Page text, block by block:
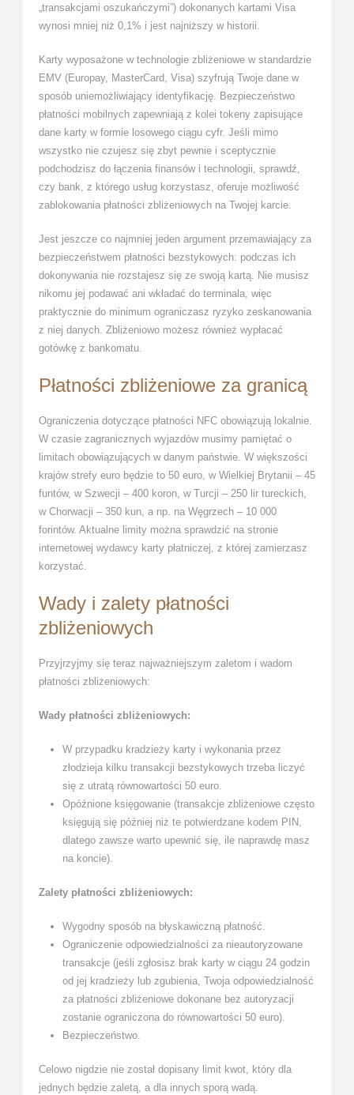
„transakcjami oszukańczymi”) dokonanych kartami Visa
wynosi mniej niż 0,1% i jest najniższy w historii.
Karty wyposażone w technologie zbliżeniowe w standardzie
EMV (Europay, MasterCard, Visa) szyfrują Twoje dane w
sposób uniemożliwiający identyfikację. Bezpieczeństwo
płatności mobilnych zapewniają z kolei tokeny zapisujące
dane karty w formie losowego ciągu cyfr. Jeśli mimo
wszystko nie czujesz się zbyt pewnie i sceptycznie
podchodzisz do łączenia finansów i technologii, sprawdź,
czy bank, z którego usług korzystasz, oferuje możliwość
zablokowania płatności zbliżeniowych na Twojej karcie.
Jest jeszcze co najmniej jeden argument przemawiający za
bezpieczeństwem płatności bezstykowych: podczas ich
dokonywania nie rozstajesz się ze swoją kartą. Nie musisz
nikomu jej podawać ani wkładać do terminala, więc
praktycznie do minimum ograniczasz ryzyko zeskanowania
z niej danych. Zbliżeniowo możesz również wypłacać
gotówkę z bankomatu.
Płatności zbliżeniowe za granicą
Ograniczenia dotyczące płatności NFC obowiązują lokalnie.
W czasie zagranicznych wyjazdów musimy pamiętać o
limitach obowiązujących w danym państwie. W większości
krajów strefy euro będzie to 50 euro, w Wielkiej Brytanii – 45
funtów, w Szwecji – 400 koron, w Turcji – 250 lir tureckich,
w Chorwacji – 350 kun, a np. na Węgrzech – 10 000
forintów. Aktualne limity można sprawdzić na stronie
internetowej wydawcy karty płatniczej, z której zamierzasz
korzystać.
Wady i zalety płatności
zbliżeniowych
Przyjrzyjmy się teraz najważniejszym zaletom i wadom
płatności zbliżeniowych:
Wady płatności zbliżeniowych:
W przypadku kradzieży karty i wykonania przez
złodzieja kilku transakcji bezstykowych trzeba liczyć
się z utratą równowartości 50 euro.
Opóźnione księgowanie (transakcje zbliżeniowe często
księgują się później niż te potwierdzane kodem PIN,
dlatego zawsze warto upewnić się, ile naprawdę masz
na koncie).
Zalety płatności zbliżeniowych:
Wygodny sposób na błyskawiczną płatność.
Ograniczenie odpowiedzialności za nieautoryzowane
transakcje (jeśli zgłosisz brak karty w ciągu 24 godzin
od jej kradzieży lub zgubienia, Twoja odpowiedzialność
za płatności zbliżeniowe dokonane bez autoryzacji
zostanie ograniczona do równowartości 50 euro).
Bezpieczeństwo.
Celowo nigdzie nie został dopisany limit kwot, który dla
jednych będzie zaletą, a dla innych sporą wadą.